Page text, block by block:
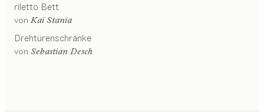
riletto Bett
von Kai Stania
Drehtürenschränke
von Sebastian Desch